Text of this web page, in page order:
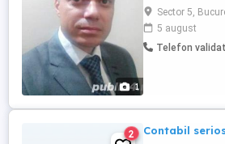
1
avocat care să
trateze cazul cu
consultanță și
civilă, executări
Sector 5,
5 august
Telefon validat
2 Contabil